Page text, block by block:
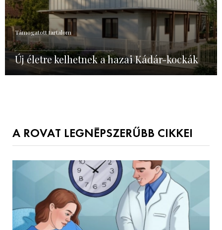
Támogatott tartalom
Új életre kelhetnek a hazai Kádár-kockák
A ROVAT LEGNÉPSZERŰBB CIKKEI